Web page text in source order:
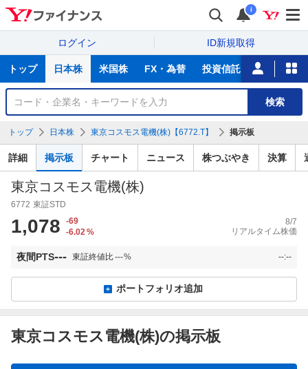
i
ログイン ID新規取得
サ
トップ 日本株 米国株 FX・為替 投資信託 ニュース
銘
検
索
検索
トップ 日本株 東京コスモス電機(株)【6772.T】 掲示板
詳細 掲示板 チャート ニュース 株つぶやき 決算
東京コスモス電機(株)
6772 東証STD
1,078
-69
-6.02 %
8/7
リアルタイム株価
夜間PTS--- 東証終値比---% --:--
ポートフォリオ追加
東京コスモス電機(株)の掲示板